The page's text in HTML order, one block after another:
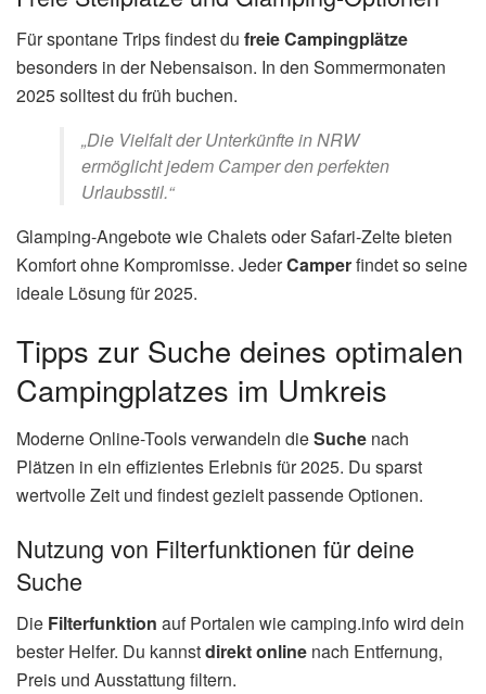
Für spontane Trips findest du freie Campingplätze
besonders in der Nebensaison. In den Sommermonaten
2025 solltest du früh buchen.
„Die Vielfalt der Unterkünfte in NRW
ermöglicht jedem Camper den perfekten
Urlaubsstil.“
Glamping-Angebote wie Chalets oder Safari-Zelte bieten
Komfort ohne Kompromisse. JederCamperfindet so seine
ideale Lösung für 2025.
Tipps zur Suche deines optimalen
Campingplatzes im Umkreis
Moderne Online-Tools verwandeln dieSuche nach
Plätzen in ein effizientes Erlebnis für 2025. Du sparst
wertvolle Zeit und findest gezielt passende Optionen.
Nutzung von Filterfunktionen für deine
Suche
Die Filterfunktion auf Portalen wie camping.info wird dein
bester Helfer. Du kannstdirekt online nach Entfernung,
Preis und Ausstattung filtern.